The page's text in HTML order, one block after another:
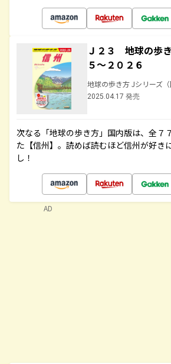
Ｊ２３ 地球の歩
５～２０２６
地球の歩き方 Jシリーズ（
2025.04.17 発売
次なる「地球の歩き方」国内版は、全７
た【信州】。読めば読むほど信州が好き
し！
AD